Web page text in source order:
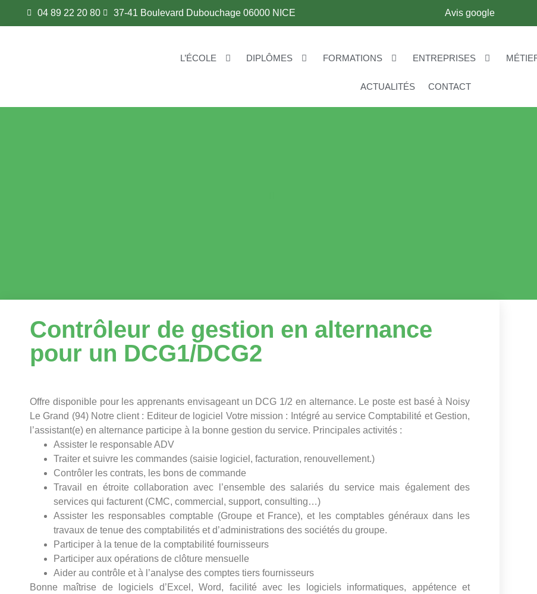
04 89 22 20 80 37-41 Boulevard Dubouchage 06000 NICE Avis google
L’ÉCOLE DIPLÔMES FORMATIONS ENTREPRISES
ACTUALITÉS CONTACT
Contrôleur de gestion en alternance
pour un DCG1/DCG2
Offre disponible pour les apprenants envisageant un DCG 1/2 en alternance. Le poste est basé à Noisy
Le Grand (94) Notre client : Editeur de logiciel Votre mission : Intégré au service Comptabilité et Gestion,
l’assistant(e) en alternance participe à la bonne gestion du service. Principales activités :
Assister le responsable ADV
Traiter et suivre les commandes (saisie logiciel, facturation, renouvellement.)
Contrôler les contrats, les bons de commande
Travail en étroite collaboration avec l’ensemble des salariés du service mais également des
services qui facturent (CMC, commercial, support, consulting…)
Assister les responsables comptable (Groupe et France), et les comptables généraux dans les
travaux de tenue des comptabilités et d’administrations des sociétés du groupe.
Participer à la tenue de la comptabilité fournisseurs
Participer aux opérations de clôture mensuelle
Aider au contrôle et à l’analyse des comptes tiers fournisseurs
Bonne maîtrise de logiciels d’Excel, Word, facilité avec les logiciels informatiques, appétence et